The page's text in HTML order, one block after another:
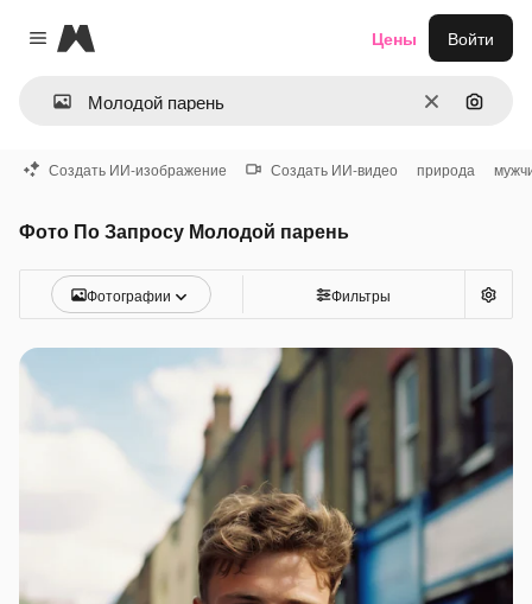
Close menu
Magnific
ОчиститьПоиск
Цены Войти
Создать ИИ-изображение Создать ИИ-видео природа
Фото По Запросу Молодой парень
Фотографии Фильтры